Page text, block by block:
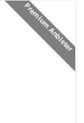
Premium Anbieter